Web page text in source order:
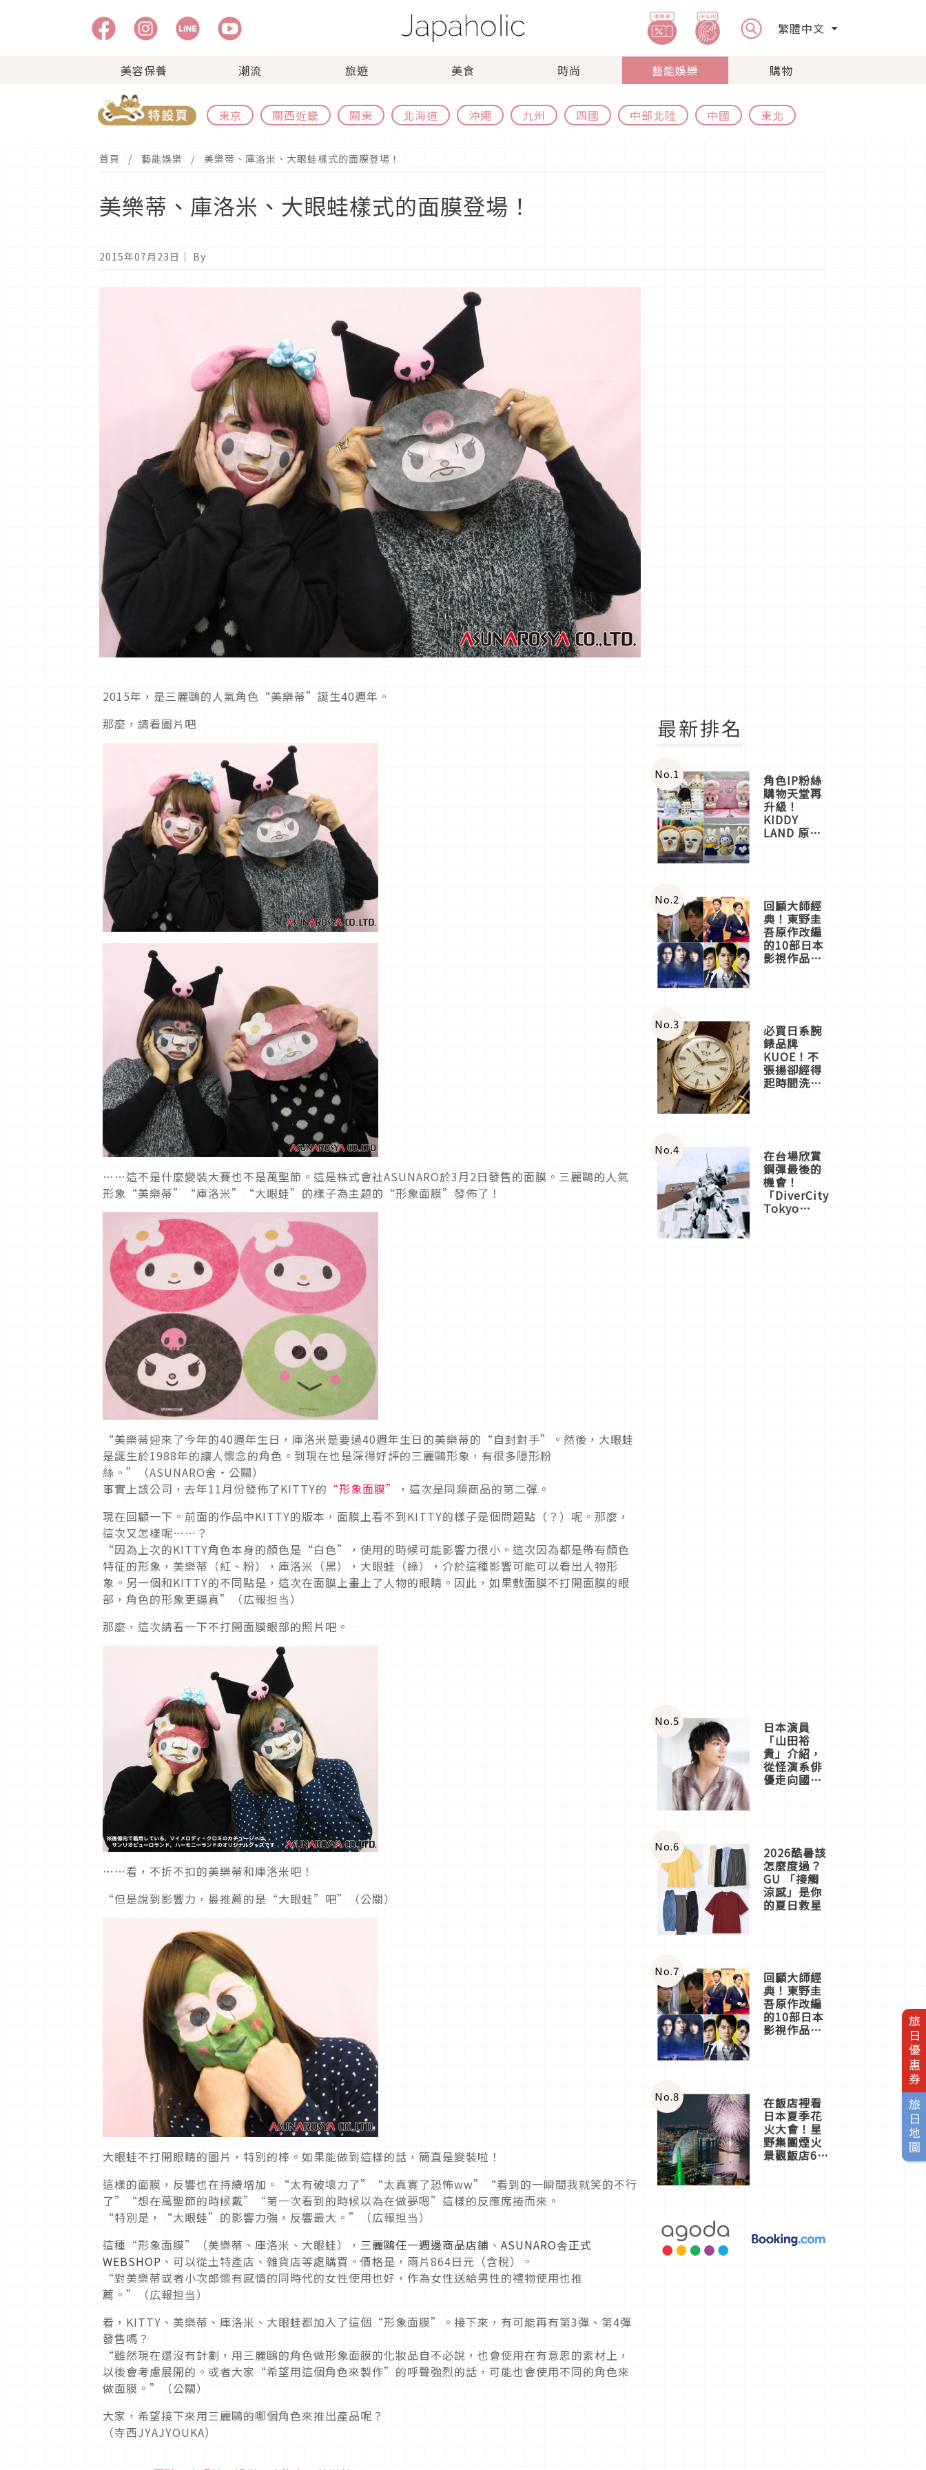
繁體中文
美容保養 潮流 旅遊 美食 時尚 藝能娛樂 購物
東京 關西近畿 關東 北海道 沖繩 九州 四國 中部北陸 中國 東北
旅日優惠券
旅日地圖
首頁 藝能娛樂 美樂蒂、庫洛米、大眼蛙樣式的面膜登場！
美樂蒂、庫洛米、大眼蛙樣式的面膜登場！
2015年07月23日 ｜ By
2015年，是三麗鷗的人氣角色“美樂蒂”誕生40週年。
那麼，請看圖片吧
……這不是什麼變裝大賽也不是萬聖節。這是株式會社ASUNARO於3月2日發售的面膜。三麗鷗的人氣
形象“美樂蒂”“庫洛米”“大眼蛙”的樣子為主題的“形象面膜”發佈了！
“美樂蒂迎來了今年的40週年生日，庫洛米是要過40週年生日的美樂蒂的“自封對手”。然後，大眼蛙
是誕生於1988年的讓人懷念的角色。到現在也是深得好評的三麗鷗形象，有很多隱形粉
絲。”（ASUNARO舍・公關）
事實上該公司，去年11月份發佈了KITTY的 “形象面膜”
，這次是同類商品的第二彈。
現在回顧一下。前面的作品中KITTY的版本，面膜上看不到KITTY的樣子是個問題點（？）呢。那麼，
這次又怎樣呢……？
“因為上次的KITTY角色本身的顏色是“白色”，使用的時候可能影響力很小。這次因為都是帶有顏色
特征的形象，美樂蒂（紅、粉），庫洛米（黑），大眼蛙（綠），介於這種影響可能可以看出人物形
象。另一個和KITTY的不同點是，這次在面膜上畫上了人物的眼睛。因此，如果敷面膜不打開面膜的眼
部，角色的形象更逼真”（広報担当）
那麼，這次請看一下不打開面膜眼部的照片吧。
……看，不折不扣的美樂蒂和庫洛米吧！
“但是說到影響力，最推薦的是“大眼蛙”吧”（公關）
大眼蛙不打開眼睛的圖片，特別的棒。如果能做到這樣的話，簡直是變裝啦！
這樣的面膜，反響也在持續增加。“太有破壞力了”“太真實了恐怖ww”“看到的一瞬間我就笑的不行
了”“想在萬聖節的時候戴”“第一次看到的時候以為在做夢嗯”這樣的反應席捲而來。
“特別是，“大眼蛙”的影響力強，反響最大。”（広報担当）
這種“形象面膜”（美樂蒂、庫洛米、大眼蛙）， 三麗鷗任一週邊商品店鋪 、 ASUNARO舎正式
WEBSHOP 、可以從土特產店、雜貨店等處購買。價格是，兩片864日元（含稅）。
“對美樂蒂或者小次郎懷有感情的同時代的女性使用也好，作為女性送給男性的禮物使用也推
薦。”（広報担当）
看，KITTY、美樂蒂、庫洛米、大眼蛙都加入了這個“形象面膜”。接下來，有可能再有第3彈、第4彈
發售嗎？
“雖然現在還沒有計劃，用三麗鷗的角色做形象面膜的化妝品自不必說，也會使用在有意思的素材上，
以後會考慮展開的。或者大家“希望用這個角色來製作”的呼聲強烈的話，可能也會使用不同的角色來
做面膜。”（公關）
大家，希望接下來用三麗鷗的哪個角色來推出產品呢？
（寺西JYAJYOUKA）
最新排名
No.1 角色IP粉絲
購物天堂再
升級！
KIDDY
LAND 原宿
店3分即達
No.2 回顧大師經
典！東野圭
吾原作改編
的10部日本
影視作品推
No.3 必買日系腕
錶品牌
KUOE！不
張揚卻經得
起時間洗鍊
No.4 在台場欣賞
鋼彈最後的
機會！
「DiverCity
Tokyo
No.5 日本演員
「山田裕
貴」介紹，
從怪演系俳
優走向國民
No.6 2026酷暑該
怎麼度過？
GU 「接觸
涼感」是你
的夏日救星
No.7 回顧大師經
典！東野圭
吾原作改編
的10部日本
影視作品推
No.8 在飯店裡看
日本夏季花
火大會！星
野集團煙火
景觀飯店6